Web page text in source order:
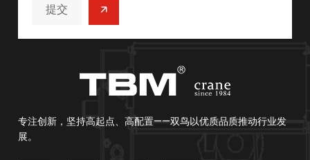
提交
专注创新，坚持高起点、高配置——双鸟以优质品质推动行业发
展。